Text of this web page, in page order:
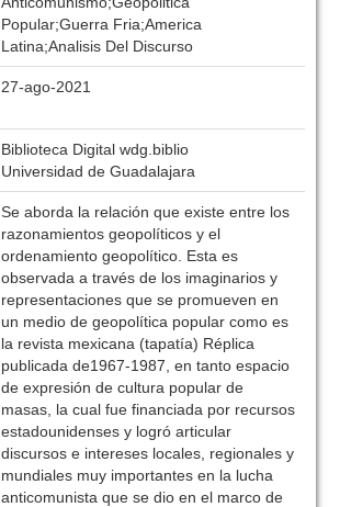
Popular;Guerra Fria;America
Latina;Analisis Del Discurso
27-ago-2021
Biblioteca Digital wdg.biblio
Universidad de Guadalajara
Se aborda la relación que existe entre los
razonamientos geopolíticos y el
ordenamiento geopolítico. Esta es
observada a través de los imaginarios y
representaciones que se promueven en
un medio de geopolítica popular como es
la revista mexicana (tapatía) Réplica
publicada de1967-1987, en tanto espacio
de expresión de cultura popular de
masas, la cual fue financiada por recursos
estadounidenses y logró articular
discursos e intereses locales, regionales y
mundiales muy importantes en la lucha
anticomunista que se dio en el marco de